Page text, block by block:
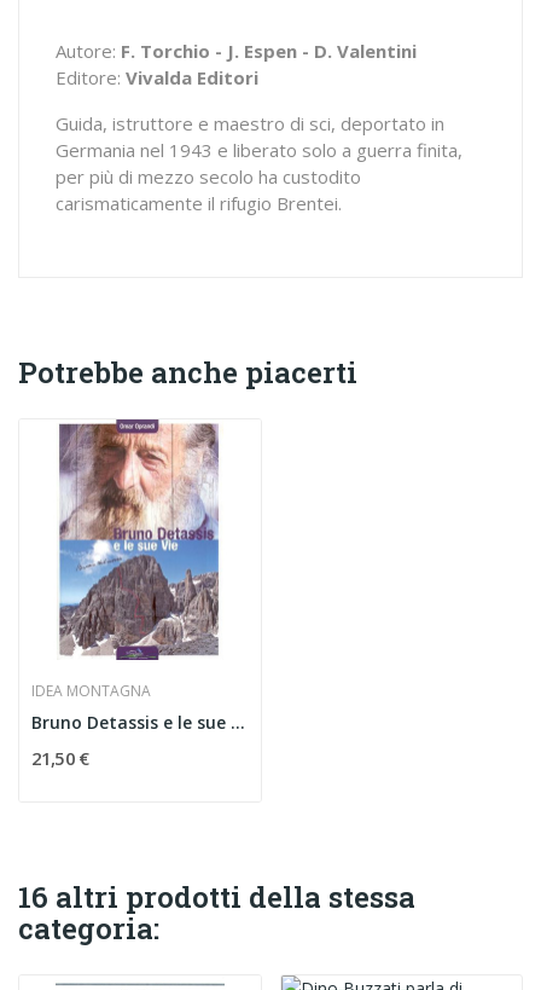
Autore: F. Torchio - J. Espen - D. Valentini
Editore: Vivalda Editori
Guida, istruttore e maestro di sci, deportato in
Germania nel 1943 e liberato solo a guerra finita,
per più di mezzo secolo ha custodito
carismaticamente il rifugio Brentei.
Potrebbe anche piacerti
IDEA MONTAGNA
Bruno Detassis e le sue vie
21,50 €
16 altri prodotti della stessa
categoria: